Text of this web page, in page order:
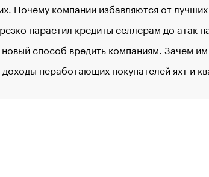
Почему компании избавляются от лучших
нарастил кредиты селлерам до атак
способ вредить компаниям. Зачем
неработающих покупателей яхт и